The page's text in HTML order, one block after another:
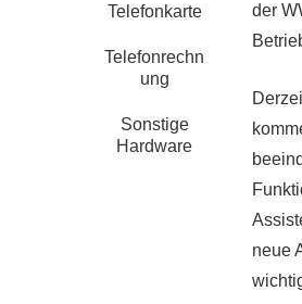
Telefonkarte
Telefonrechn
ung
Sonstige
Hardware
der
neue